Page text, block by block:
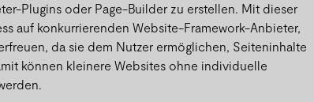
Plugins oder Page-Builder zu erstellen. Mit dieser
auf konkurrierenden Website-Framework-Anbieter,
da sie dem Nutzer ermöglichen, Seiteninhalte
können kleinere Websites ohne individuelle